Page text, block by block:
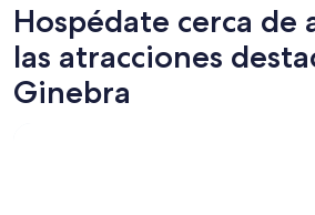
10
-
11
mañana
la
noche,
Ginebra
este
fin
propiedades
en
Ginebra
para
Hospédate cerca de
las atracciones
Ginebra